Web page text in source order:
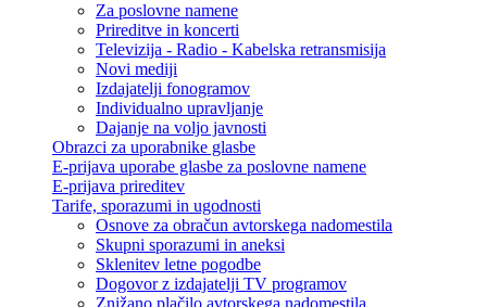
Za poslovne namene
Prireditve in koncerti
Televizija - Radio - Kabelska retransmisija
Novi mediji
Izdajatelji fonogramov
Individualno upravljanje
Dajanje na voljo javnosti
Obrazci za uporabnike glasbe
E-prijava uporabe glasbe za poslovne namene
E-prijava prireditev
Tarife, sporazumi in ugodnosti
Osnove za obračun avtorskega nadomestila
Skupni sporazumi in aneksi
Sklenitev letne pogodbe
Dogovor z izdajatelji TV programov
Znižano plačilo avtorskega nadomestila